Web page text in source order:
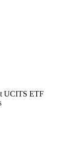
UCITS ETF